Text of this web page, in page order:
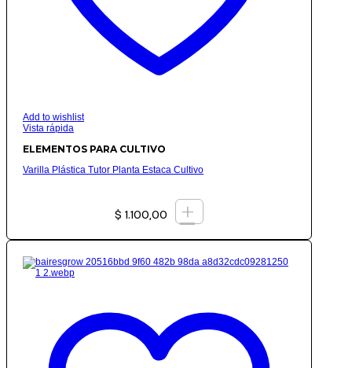
Add to wishlist
Vista rápida
ELEMENTOS PARA CULTIVO
Varilla Plástica Tutor Planta Estaca Cultivo
$ 1.100,00 +